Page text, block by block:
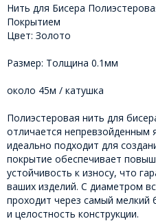
Нить для Бисера
Покрытием
Цвет: Золото
Размер: Толщина 0.1мм
около 45м / катушка
Полиэстеровая нить для
отличается непревзойденным
идеально подходит для
покрытие обеспечивает
устойчивость к износу, что
ваших изделий. С диаметром
проходит через самый мелкий
и целостность конструкции.